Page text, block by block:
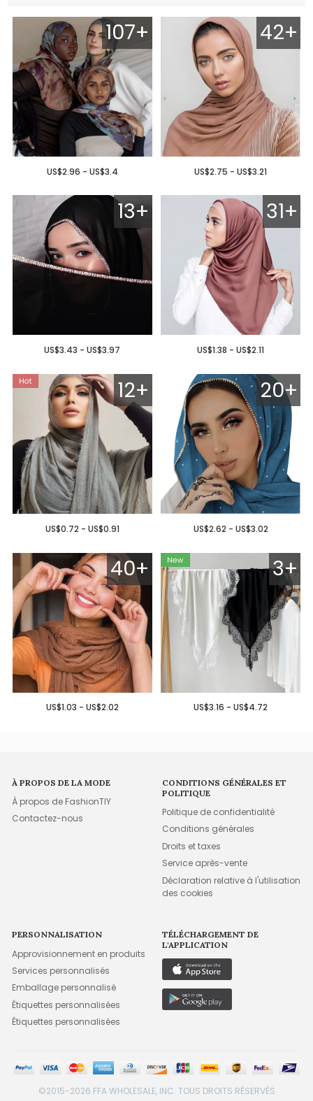
107+
US$2.96 - US$3.4
42+
US$2.75 - US$3.21
13+
US$3.43 - US$3.97
31+
US$1.38 - US$2.11
12+
US$0.72 - US$0.91
20+
US$2.62 - US$3.02
40+
US$1.03 - US$2.02
3+
US$3.16 - US$4.72
À PROPOS DE LA MODE
À propos de FashionTIY
Contactez-nous
CONDITIONS GÉNÉRALES ET
POLITIQUE
Politique de confidentialité
Conditions générales
Droits et taxes
Service après-vente
Déclaration relative à l'utilisation
des cookies
PERSONNALISATION
Approvisionnement en produits
Services personnalisés
Emballage personnalisé
Étiquettes personnalisées
Étiquettes personnalisées
TÉLÉCHARGEMENT DE
L'APPLICATION
©2015-2026 FFA WHOLESALE, INC. TOUS DROITS RÉSERVÉS